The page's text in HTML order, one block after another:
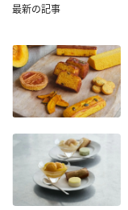
最新の記事